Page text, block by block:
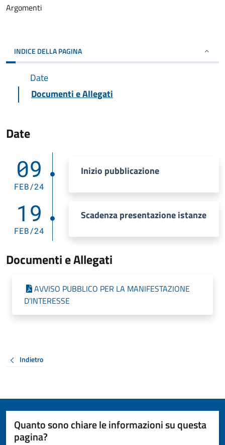
Argomenti
INDICE DELLA PAGINA
Date
Documenti e Allegati
Date
09
FEB/24
Inizio pubblicazione
19
FEB/24
Scadenza presentazione istanze
Documenti e Allegati
AVVISO PUBBLICO PER LA MANIFESTAZIONE
D’INTERESSE
Indietro
Quanto sono chiare le informazioni su questa
pagina?